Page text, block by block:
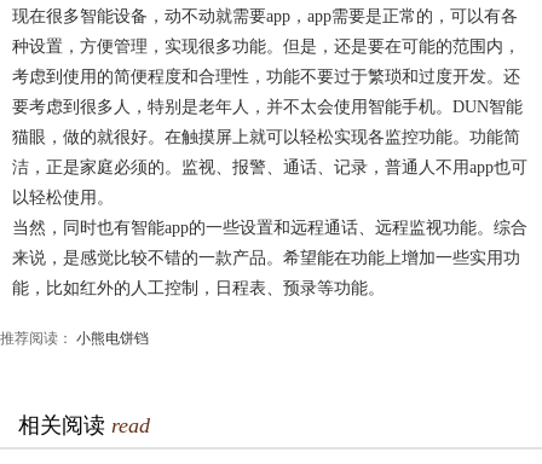
现在很多智能设备，动不动就需要app，app需要是正常的，可以有各
种设置，方便管理，实现很多功能。但是，还是要在可能的范围内，
考虑到使用的简便程度和合理性，功能不要过于繁琐和过度开发。还
要考虑到很多人，特别是老年人，并不太会使用智能手机。DUN智能
猫眼，做的就很好。在触摸屏上就可以轻松实现各监控功能。功能简
洁，正是家庭必须的。监视、报警、通话、记录，普通人不用app也可
以轻松使用。
当然，同时也有智能app的一些设置和远程通话、远程监视功能。综合
来说，是感觉比较不错的一款产品。希望能在功能上增加一些实用功
能，比如红外的人工控制，日程表、预录等功能。
推荐阅读： 小熊电饼铛
相关阅读 read